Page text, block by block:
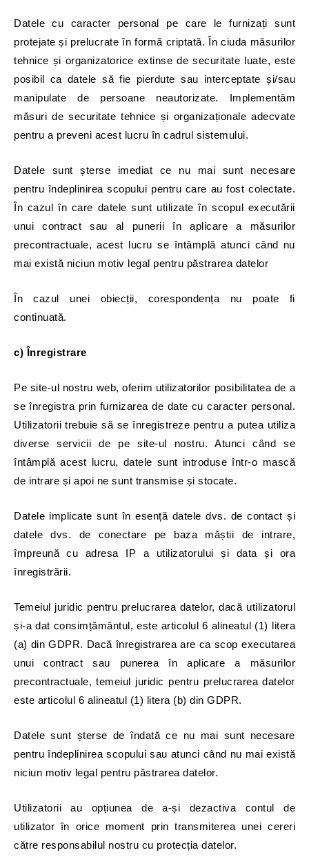
Datele cu caracter personal pe care le furnizați sunt
protejate și prelucrate în formă criptată. În ciuda măsurilor
tehnice și organizatorice extinse de securitate luate, este
posibil ca datele să fie pierdute sau interceptate și/sau
manipulate de persoane neautorizate. Implementăm
măsuri de securitate tehnice și organizaționale adecvate
pentru a preveni acest lucru în cadrul sistemului.
Datele sunt șterse imediat ce nu mai sunt necesare
pentru îndeplinirea scopului pentru care au fost colectate.
În cazul în care datele sunt utilizate în scopul executării
unui contract sau al punerii în aplicare a măsurilor
precontractuale, acest lucru se întâmplă atunci când nu
mai există niciun motiv legal pentru păstrarea datelor
În cazul unei obiecții, corespondența nu poate fi
continuată.
c) Înregistrare
Pe site-ul nostru web, oferim utilizatorilor posibilitatea de a
se înregistra prin furnizarea de date cu caracter personal.
Utilizatorii trebuie să se înregistreze pentru a putea utiliza
diverse servicii de pe site-ul nostru. Atunci când se
întâmplă acest lucru, datele sunt introduse într-o mască
de intrare și apoi ne sunt transmise și stocate.
Datele implicate sunt în esență datele dvs. de contact și
datele dvs. de conectare pe baza măștii de intrare,
împreună cu adresa IP a utilizatorului și data și ora
înregistrării.
Temeiul juridic pentru prelucrarea datelor, dacă utilizatorul
și-a dat consimțământul, este articolul 6 alineatul (1) litera
(a) din GDPR. Dacă înregistrarea are ca scop executarea
unui contract sau punerea în aplicare a măsurilor
precontractuale, temeiul juridic pentru prelucrarea datelor
este articolul 6 alineatul (1) litera (b) din GDPR.
Datele sunt șterse de îndată ce nu mai sunt necesare
pentru îndeplinirea scopului sau atunci când nu mai există
niciun motiv legal pentru păstrarea datelor.
Utilizatorii au opțiunea de a-și dezactiva contul de
utilizator în orice moment prin transmiterea unei cereri
către responsabilul nostru cu protecția datelor.